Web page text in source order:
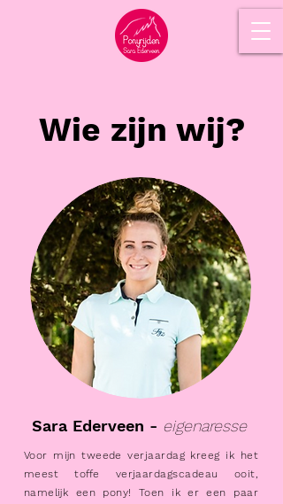
Wie zijn wij?
Voor mijn tweede verjaardag kreeg ik het
meest toffe verjaardagscadeau ooit,
namelijk een pony! Toen ik er een paar
Sara Ederveen - eigenaresse